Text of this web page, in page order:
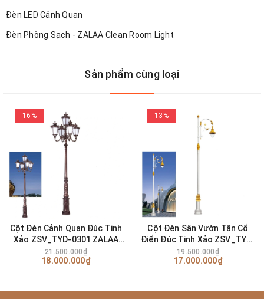
Đèn LED Cảnh Quan
Đèn Phòng Sạch - ZALAA Clean Room Light
Sản phẩm cùng loại
16%
Cột Đèn Cảnh Quan Đúc Tinh
Xảo ZSV_TYD-0301 ZALAA
OEM Đèn sân vườn dự án
21.500.000₫
18.000.000₫
13%
Cột Đèn Sân Vườn Tân Cổ
Điển Đúc Tinh Xảo ZSV_TYD-
0401 ZALAA OEM Chiếu sáng
Cảnh Quan, Công Viên, Biệt
19.500.000₫
17.000.000₫